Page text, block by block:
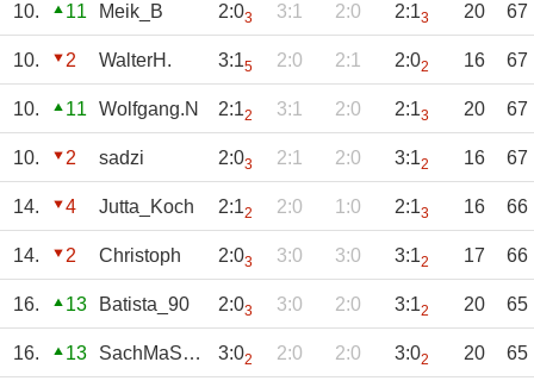
10. 11 Meik_B 2:03 3:1 2:0 2:13 20 67
10. 2 WalterH. 3:15 2:0 2:1 2:02 16 67
10. 11 Wolfgang.N 2:12 3:1 2:0 2:13 20 67
10. 2 sadzi 2:03 2:1 2:0 3:12 16 67
14. 4 Jutta_Koch 2:12 2:0 1:0 2:13 16 66
14. 2 Christoph 2:03 3:0 3:0 3:12 17 66
16. 13 Batista_90 2:03 3:0 2:0 3:12 20 65
16. 13 SachMaSchalke 3:02 2:0 2:0 3:02 20 65